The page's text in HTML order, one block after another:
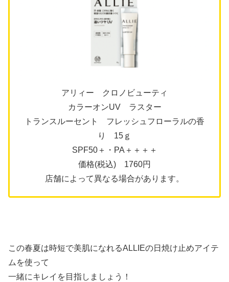
アリィー クロノビューティ
カラーオンUV ラスター
トランスルーセント フレッシュフローラルの香
り 15ｇ
SPF50＋・PA＋＋＋＋
価格(税込) 1760円
店舗によって異なる場合があります。
この春夏は時短で美肌になれるALLIEの日焼け止めアイテ
ムを使って
一緒にキレイを目指しましょう！